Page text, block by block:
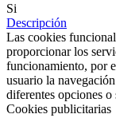
Si
Descripción
Las cookies
proporcionar los
funcionamiento, por
usuario la
diferentes opciones
Cookies publicitarias